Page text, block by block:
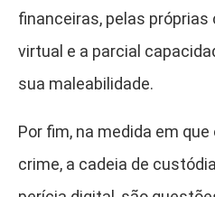
financeiras, pelas
virtual e a parcial
sua maleabilidade.
Por fim, na medida em
crime, a cadeia de